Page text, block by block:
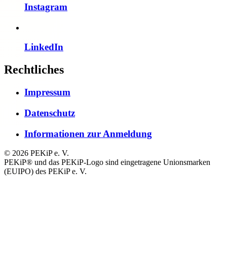
Instagram
LinkedIn
Rechtliches
Impressum
Datenschutz
Informationen zur Anmeldung
© 2026 PEKiP e. V.
PEKiP® und das PEKiP-Logo sind eingetragene Unionsmarken
(EUIPO) des PEKiP e. V.